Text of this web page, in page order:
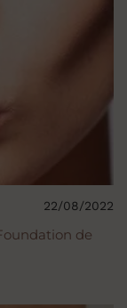
de
22/08/2022